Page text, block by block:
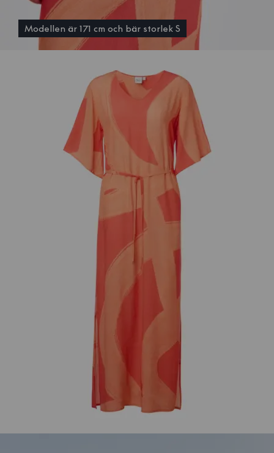
Modellen är 171 cm och bär storlek S